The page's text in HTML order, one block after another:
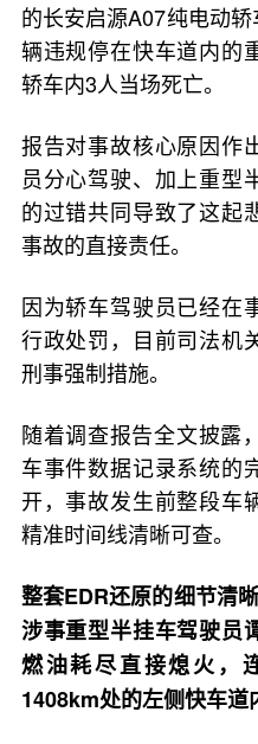
的长安启源A07纯电动
辆违规停在快车道内的
轿车内3人当场死亡。
报告对事故核心原因作
员分心驾驶、加上重型
的过错共同导致了这起
事故的直接责任。
因为轿车驾驶员已经在
行政处罚，目前司法机
刑事强制措施。
随着调查报告全文披露
车事件数据记录系统的
开，事故发生前整段车
精准时间线清晰可查。
整套EDR还原的细节清
涉事重型半挂车驾驶员
燃油耗尽直接熄火，
1408km处的左侧快车道